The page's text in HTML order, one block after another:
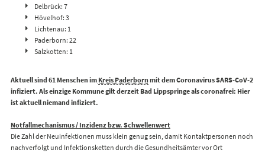
Delbrück: 7
Hövelhof: 3
Lichtenau: 1
Paderborn: 22
Salzkotten: 1
Aktuell sind 61 Menschen im Kreis Paderbornmit dem Coronavirus SARS-CoV-2
infiziert. Als einzige Kommune gilt derzeit Bad Lippspringe als coronafrei: Hier
ist aktuell niemand infiziert.
Notfallmechanismus / Inzidenz bzw. Schwellenwert
Die Zahl der Neuinfektionen muss klein genug sein, damit Kontaktpersonen noch
nachverfolgt und Infektionsketten durch die Gesundheitsämter vor Ort